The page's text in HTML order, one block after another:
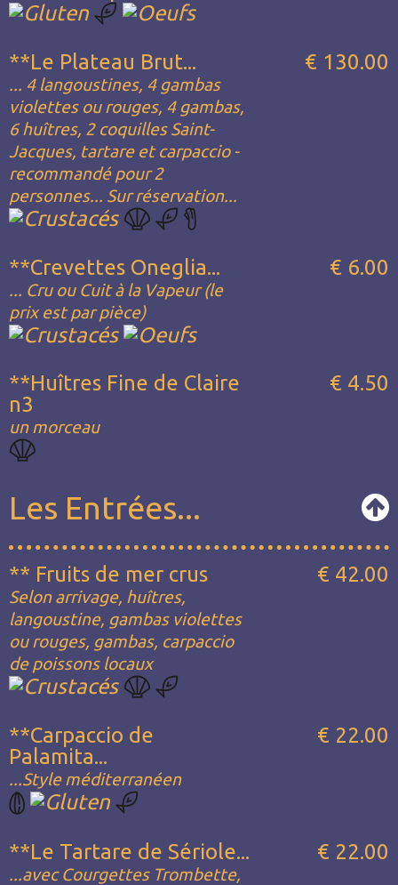
**Le Plateau Brut...
... 4 langoustines, 4 gambas
violettes ou rouges, 4 gambas,
6 huîtres, 2 coquilles Saint-
Jacques, tartare et carpaccio -
recommandé pour 2
personnes... Sur réservation...
€ 130.00
**Crevettes Oneglia...
... Cru ou Cuit à la Vapeur (le
prix est par pièce)
€ 6.00
**Huîtres Fine de Claire
n3
un morceau
€ 4.50
Les Entrées...
** Fruits de mer crus
Selon arrivage, huîtres,
langoustine, gambas violettes
ou rouges, gambas, carpaccio
de poissons locaux
€ 42.00
**Carpaccio de
Palamita...
...Style méditerranéen
€ 22.00
**Le Tartare de Sériole...
...avec Courgettes Trombette,
€ 22.00